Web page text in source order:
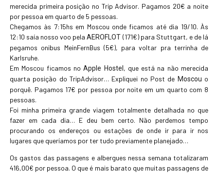
merecida primeira posição no Trip Advisor. Pagamos 20€ a noite
por pessoa em quarto de 5 pessoas.
Chegamos às 7:15hs em Moscou onde ficamos até dia 19/10. Às
12:10 saía nosso voo pelaAEROFLOT (171€) para Stuttgart, e de lá
pegamos onibus MeinFernBus (5€), para voltar pra terrinha de
Karlsruhe.
Em Moscou ficamos noApple Hostel , que está na não merecida
quarta posição do TripAdvisor… Expliquei no Post de Moscou o
porquê. Pagamos 17€ por pessoa por noite em um quarto com 8
pessoas.
Foi minha primeira grande viagem totalmente detalhada no que
fazer em cada dia… E deu bem certo. Não perdemos tempo
procurando os endereços ou estações de onde ir para ir nos
lugares que queríamos por ter tudo previamente planejado…
Os gastos das passagens e albergues nessa semana totalizaram
416,00€ por pessoa. O que é mais barato que muitas passagens de